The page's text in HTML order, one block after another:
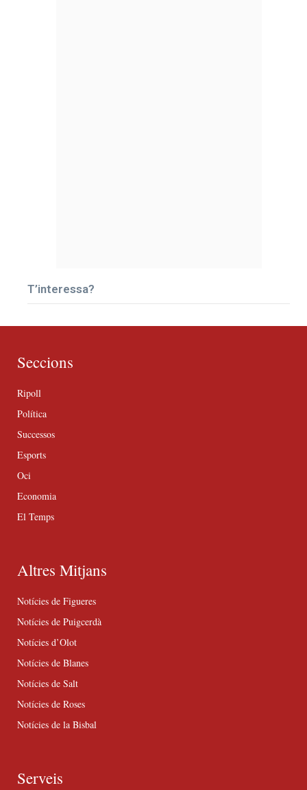
T’interessa?
Seccions
Ripoll
Política
Successos
Esports
Oci
Economia
El Temps
Altres Mitjans
Notícies de Figueres
Notícies de Puigcerdà
Notícies d’Olot
Notícies de Blanes
Notícies de Salt
Notícies de Roses
Notícies de la Bisbal
Serveis